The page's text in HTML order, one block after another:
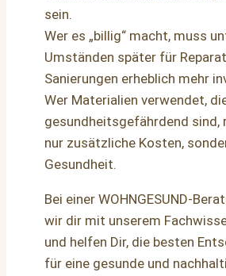
sein.
Wer es „billig“ macht, muss
Umständen später für
Sanierungen erheblich mehr
Wer Materialien verwendet,
gesundheitsgefährdend sind,
nur zusätzliche Kosten,
Gesundheit.
Bei einer WOHNGESUND-
wir dir mit unserem
und helfen Dir, die besten
für eine gesunde und